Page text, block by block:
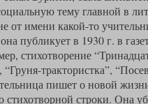
тему главной в
имени какой-то
публикует в 1930 г. в
стихотворение
трактористка”,
пишет о новой
строки. Она